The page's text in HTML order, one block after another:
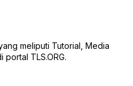
meliputi Tutorial, Media
portal TLS.ORG.